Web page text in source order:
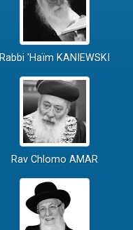
Rabbi 'Haïm KANIEWSKI
Rav Chlomo AMAR